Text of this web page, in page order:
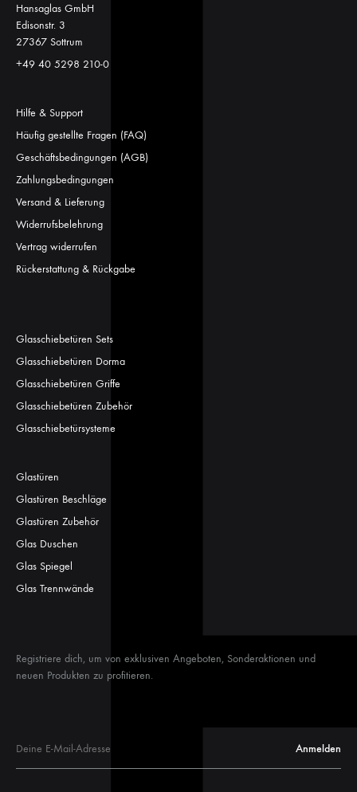
Hansaglas GmbH
Edisonstr. 3
27367 Sottrum
+49 40 5298 210-0
Hilfe & Support
Häufig gestellte Fragen (FAQ)
Geschäftsbedingungen (AGB)
Zahlungsbedingungen
Versand & Lieferung
Widerrufsbelehrung
Vertrag widerrufen
Rückerstattung & Rückgabe
Glasschiebetüren Sets
Glasschiebetüren Dorma
Glasschiebetüren Griffe
Glasschiebetüren Zubehör
Glasschiebetürsysteme
Glastüren
Glastüren Beschläge
Glastüren Zubehör
Glas Duschen
Glas Spiegel
Glas Trennwände
Registriere dich, um von exklusiven Angeboten, Sonderaktionen und
neuen Produkten zu profitieren.